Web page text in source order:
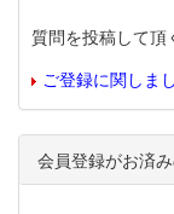
質問を投稿して頂
ご登録に関しま
会員登録がお済